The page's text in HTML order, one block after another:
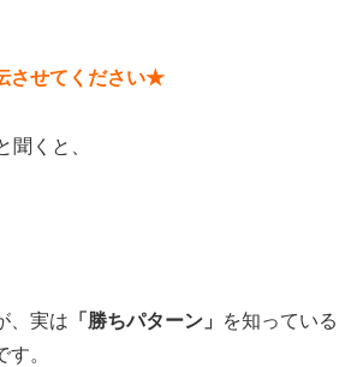
させてください★
聞くと、
、実は 「勝ちパターン」
を知っている
。